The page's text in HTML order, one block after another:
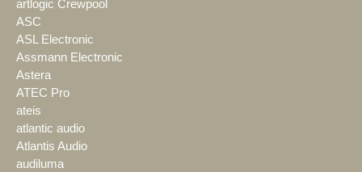
artlogic Crewpool
ASC
ASL Electronic
Assmann Electronic
Astera
ATEC Pro
ateis
atlantic audio
Atlantis Audio
audiluma